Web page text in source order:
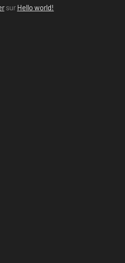
sur Hello world!